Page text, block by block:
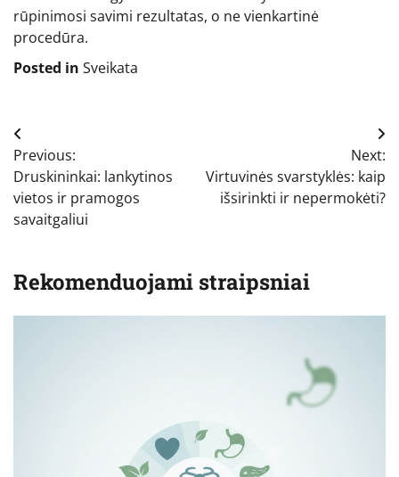
rūpinimosi savimi rezultatas, o ne vienkartinė
procedūra.
Posted in Sveikata
Navigacija
tarp
įrašų
Previous:
Druskininkai: lankytinos
vietos ir pramogos
savaitgaliui
Next:
Virtuvinės svarstyklės: kaip
išsirinkti ir nepermokėti?
Rekomenduojami straipsniai